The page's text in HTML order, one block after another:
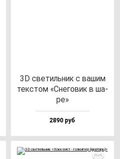
3D све­тиль­ник с ва­шим
тек­стом «Сне­го­вик в ша­
ре»
2890 руб